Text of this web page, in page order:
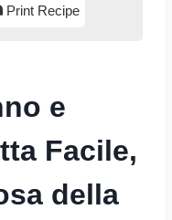
Print Recipe
e
Facile,
della